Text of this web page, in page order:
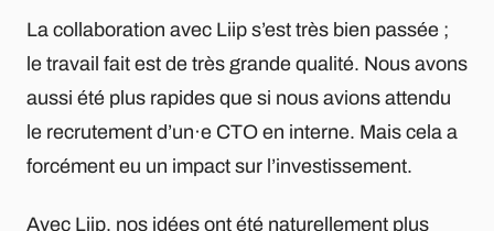
La collaboration avec Liip s’est très bien passée ;
le travail fait est de très grande qualité. Nous avons
aussi été plus rapides que si nous avions attendu
le recrutement d’un·e CTO en interne. Mais cela a
forcément eu un impact sur l’investissement.
Avec Liip, nos idées ont été naturellement plus